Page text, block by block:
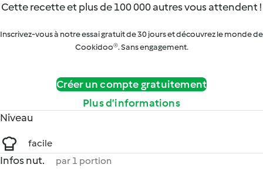
Cette recette et plus de 100 000 autres vous attendent !
Inscrivez-vous à notre essai gratuit de 30 jours et découvrez le monde de
Cookidoo®. Sans engagement.
Créer un compte gratuitement
Plus d’informations
Niveau
facile
Infos nut. par 1 portion